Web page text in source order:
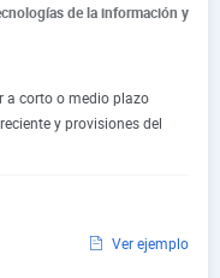
de la información y
a corto o medio plazo
y provisiones del
Ver ejemplo